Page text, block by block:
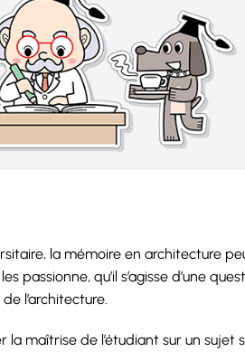
la mémoire en architecture
passionne, qu’il s’agisse d’une
l’architecture.
maîtrise de l’étudiant sur un